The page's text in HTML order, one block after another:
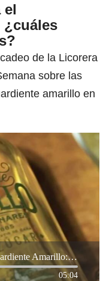
el
de la Licorera
sobre las
amarillo en
Nuevo obstáculo para el Aguardiente Amarillo: ¿cuáles fueron los argumentos?
05:04